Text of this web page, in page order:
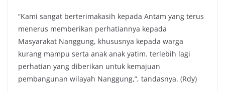
“Kami sangat berterimakasih kepada Antam yang terus
menerus memberikan perhatiannya kepada
Masyarakat Nanggung, khususnya kepada warga
kurang mampu serta anak anak yatim. terlebih lagi
perhatian yang diberikan untuk kemajuan
pembangunan wilayah Nanggung,”, tandasnya. (Rdy)